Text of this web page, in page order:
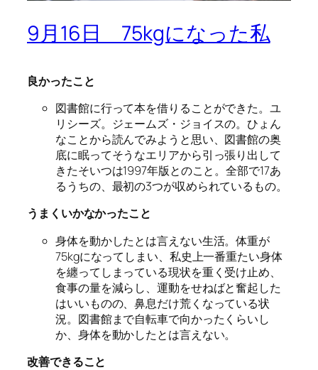
9月16日 75kgになった私
良かったこと
図書館に行って本を借りることができた。ユ
リシーズ。ジェームズ・ジョイスの。ひょん
なことから読んでみようと思い、図書館の奥
底に眠ってそうなエリアから引っ張り出して
きたそいつは1997年版とのこと。全部で17あ
るうちの、最初の3つが収められているもの。
うまくいかなかったこと
身体を動かしたとは言えない生活。体重が
75kgになってしまい、私史上一番重たい身体
を纏ってしまっている現状を重く受け止め、
食事の量を減らし、運動をせねばと奮起した
はいいものの、鼻息だけ荒くなっている状
況。図書館まで自転車で向かったくらいし
か、身体を動かしたとは言えない。
改善できること